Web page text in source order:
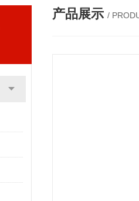
产品展示 /